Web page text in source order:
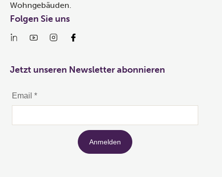
Wohngebäuden.
Folgen Sie uns
Jetzt unseren Newsletter abonnieren